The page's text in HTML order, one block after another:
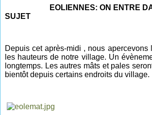
EOLIENNES: ON ENTRE
SUJET
Depuis cet après-midi , nous apercevons
les hauteurs de notre village. Un
longtemps. Les autres mâts et pales
bientôt depuis certains endroits du village.